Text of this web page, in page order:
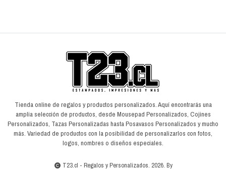
Tienda online de regalos y productos personalizados. Aquí encontrarás una
amplia selección de productos, desde Mousepad Personalizados, Cojines
Personalizados, Tazas Personalizadas hasta Posavasos Personalizados y mucho
más. Variedad de productos con la posibilidad de personalizarlos con fotos,
logos, nombres o diseños especiales.
T23.cl - Regalos y Personalizados. 2026. By